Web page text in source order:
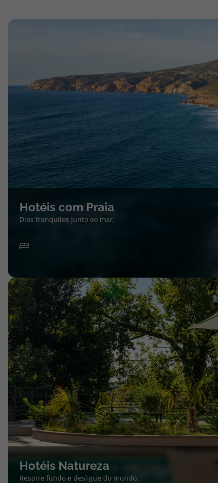
Hotéis com Praia
Dias tranquilos junto ao mar.
Hotéis Natureza
Respire fundo e desligue do mundo.